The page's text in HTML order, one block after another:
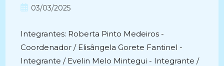
post:
do
Post03/03/2025
Integrantes: Roberta Pinto Medeiros -
Coordenador / Elisângela Gorete Fantinel -
Integrante / Evelin Melo Mintegui - Integrante /